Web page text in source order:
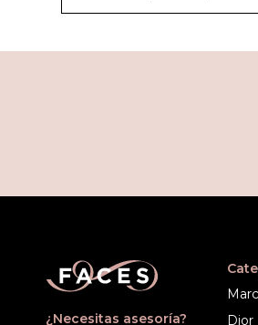
¿Necesitas asesoría?
Dior